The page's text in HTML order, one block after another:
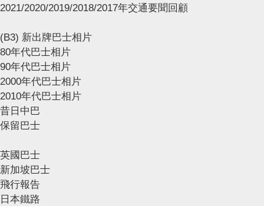
2021/2020/2019/2018/2017年交通要聞回顧
(B3) 新出牌巴士相片
80年代巴士相片
90年代巴士相片
2000年代巴士相片
2010年代巴士相片
昔日中巴
保留巴士
英國巴士
新加坡巴士
飛行報告
日本鐵路